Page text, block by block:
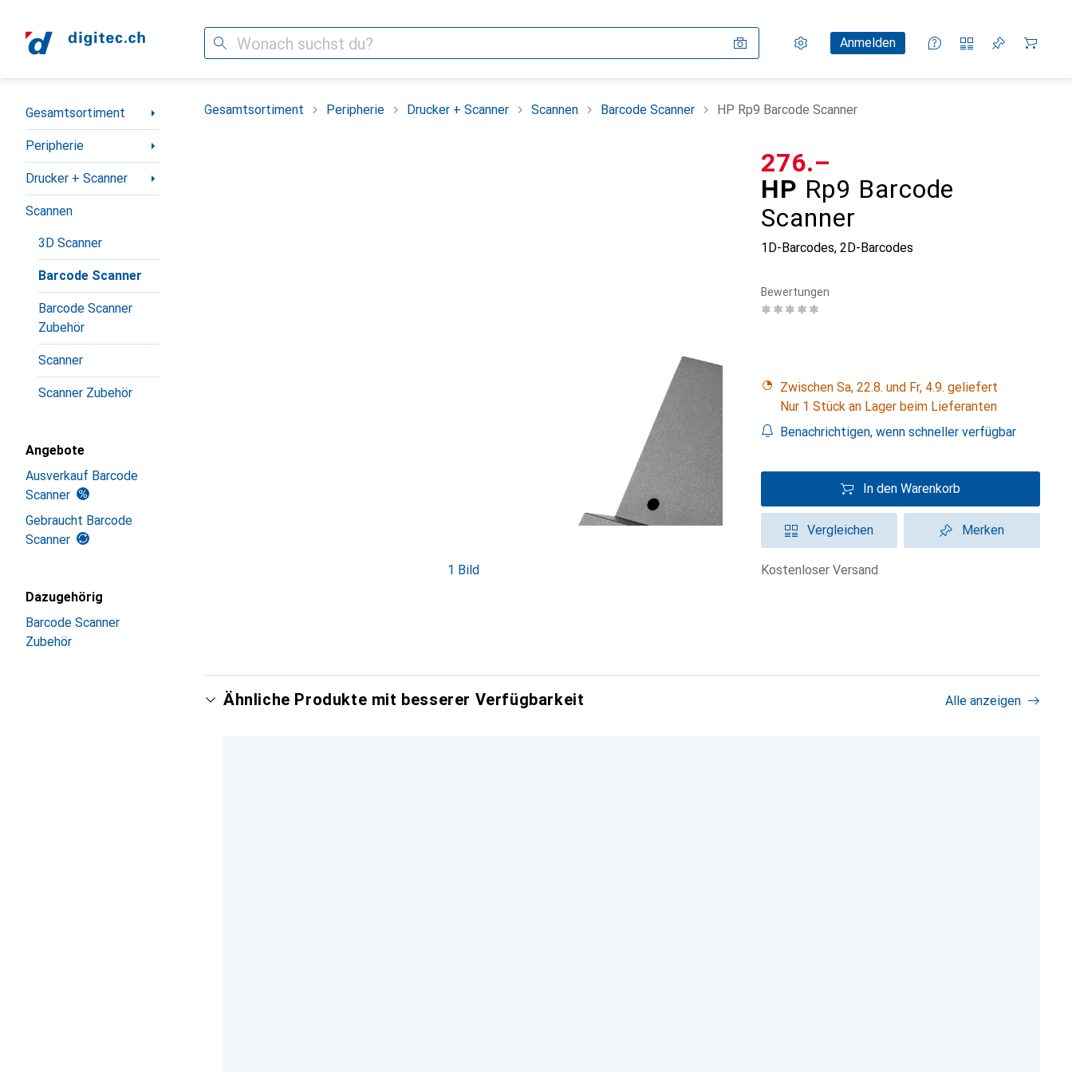
Suche Einstellungen
KundenkontoAnmelden
Vergleichslisten
Merklisten
Warenkorb
Navigation nach Kategorien
Gesamtsortiment
Peripherie
Drucker + Scanner
Scannen
3D Scanner
Barcode Scanner
Barcode Scanner
Zubehör
Scanner
Scanner Zubehör
Angebote
Ausverkauf Barcode
Scanner
Gebraucht Barcode
Scanner
Dazugehörig
Barcode Scanner
Zubehör
Gesamtsortiment Peripherie Drucker + Scanner Scannen Barcode Scanner HP Rp9 Barcode Scanner
1 Bild
HP Rp9 Barcode
Scanner
1D-Barcodes, 2D-Barcodes
CHF
276.–
Bewertungen
Zwischen Sa, 22.8. und Fr, 4.9. geliefert
Nur 1 Stück an Lager beim Lieferanten
Benachrichtigen, wenn schneller verfügbar
In den Warenkorb
Vergleichen Merken
kostenloser Versand
Ähnliche Produkte mit besserer Verfügbarkeit Alle anzeigen